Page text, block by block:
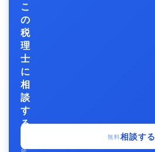
こ
の
税
理
士
に
相
談
す
る
無料相談する